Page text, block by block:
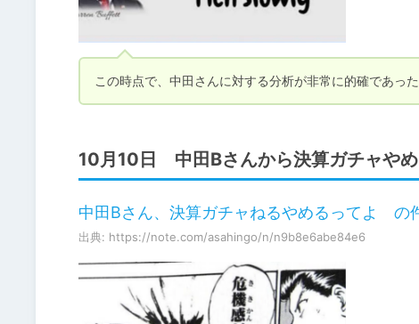
この時点で、中田さんに対する分析が非常に的確であっ
10月10日 中田Bさんから決算ガチャやめ
中田Bさん、決算ガチャねるやめるってよ の
出典: https://note.com/asahingo/n/n9b8e6abe84e6